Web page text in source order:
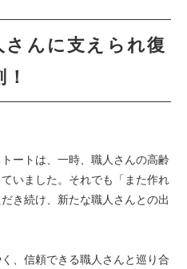
んに支えられ復
ートは、一時、職人さんの高齢
いました。それでも「また作れ
き続け、新たな職人さんとの出
、信頼できる職人さんと巡り合